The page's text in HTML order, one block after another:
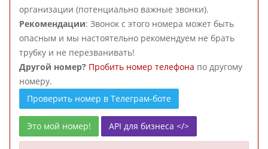
организации (потенциально важные звонки).
Рекомендации: Звонок с этого номера может быть
опасным и мы настоятельно рекомендуем не брать
трубку и не перезванивать!
Другой номер? Пробить номер телефона по другому
номеру.
Проверить номер в Телеграм-боте
Это мой номер! API для бизнеса </>